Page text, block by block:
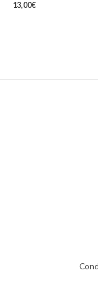
13,00€